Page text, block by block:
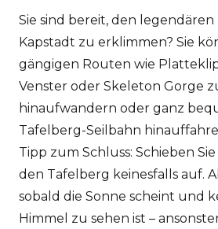
Sie sind bereit, den
Kapstadt zu erklimmen? Sie
gängigen Routen wie
Venster oder Skeleton Gorge
hinaufwandern oder ganz
Tafelberg-Seilbahn
Tipp zum Schluss: Schieben
den Tafelberg keinesfalls auf.
sobald die Sonne scheint und
Himmel zu sehen ist –